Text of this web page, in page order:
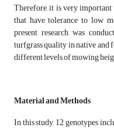
Therefore, it is very
that have tolerance to low
present research was
turfgrass quality in native and
different levels of mowing
Material and Methods
In this study, 12 genotypes